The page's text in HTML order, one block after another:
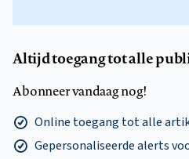
Altijd toegang tot alle
Abonneer vandaag nog!
Online toegang tot alle
Gepersonaliseerde alerts